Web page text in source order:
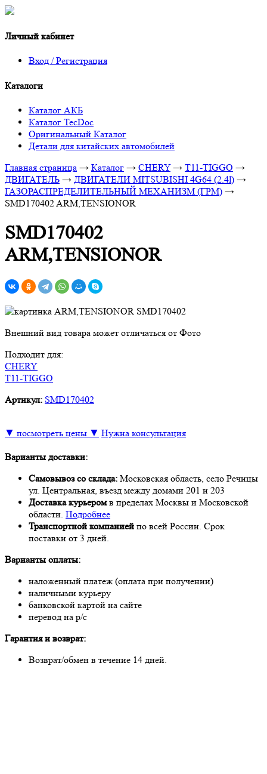
Личный кабинет
Вход / Регистрация
Каталоги
Каталог АКБ
Каталог TecDoc
Оригинальный Каталог
Детали для китайских автомобилей
Главная страница → Каталог → CHERY→ T11-TIGGO →
ДВИГАТЕЛЬ → ДВИГАТЕЛИ MITSUBISHI 4G64 (2.4l) →
ГАЗОРАСПРЕДЕЛИТЕЛЬНЫЙ МЕХАНИЗМ (ГРМ) →
SMD170402 ARM,TENSIONOR
SMD170402
ARM,TENSIONOR
Внешний вид товара может отличаться от Фото
Подходит для:
CHERY
T11-TIGGO
Артикул: SMD170402
▼ посмотреть цены ▼ Нужна консультация
Варианты доставки:
Самовывоз со склада: Московская область, село Речицы
ул. Центральная, въезд между домами 201 и 203
Доставка курьеромв пределах Москвы и Московской
области. Подробнее
Транспортной компанией по всей России. Срок
поставки от 3 дней.
Варианты оплаты:
наложенный платеж (оплата при получении)
наличными курьеру
банковской картой на сайте
перевод на р/с
Гарантия и возврат:
Возврат/обмен в течение 14 дней.